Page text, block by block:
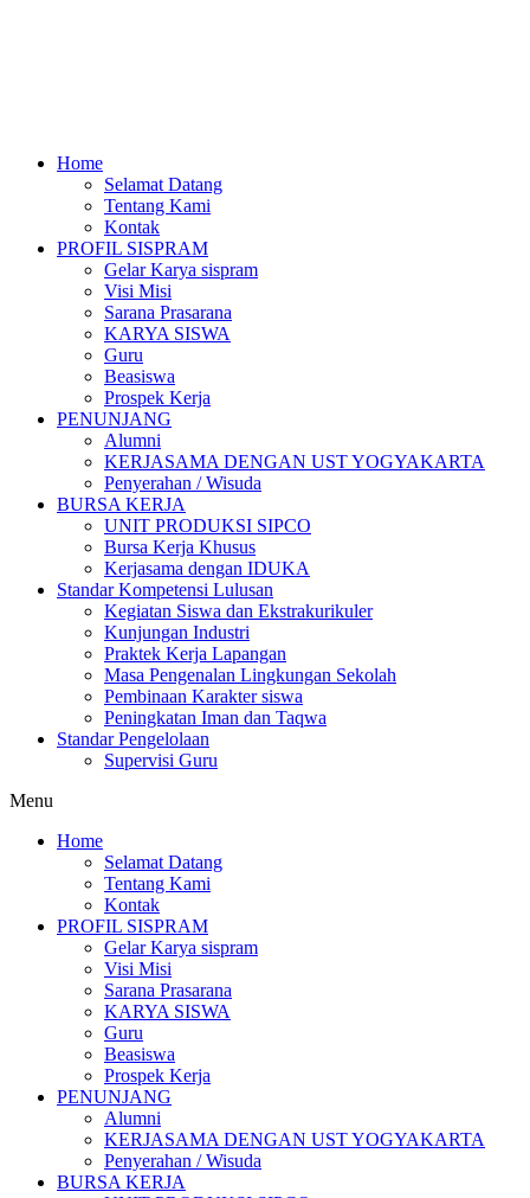
Home
Selamat Datang
Tentang Kami
Kontak
PROFIL SISPRAM
Gelar Karya sispram
Visi Misi
Sarana Prasarana
KARYA SISWA
Guru
Beasiswa
Prospek Kerja
PENUNJANG
Alumni
KERJASAMA DENGAN UST YOGYAKARTA
Penyerahan / Wisuda
BURSA KERJA
UNIT PRODUKSI SIPCO
Bursa Kerja Khusus
Kerjasama dengan IDUKA
Standar Kompetensi Lulusan
Kegiatan Siswa dan Ekstrakurikuler
Kunjungan Industri
Praktek Kerja Lapangan
Masa Pengenalan Lingkungan Sekolah
Pembinaan Karakter siswa
Peningkatan Iman dan Taqwa
Standar Pengelolaan
Supervisi Guru
Menu
Home
Selamat Datang
Tentang Kami
Kontak
PROFIL SISPRAM
Gelar Karya sispram
Visi Misi
Sarana Prasarana
KARYA SISWA
Guru
Beasiswa
Prospek Kerja
PENUNJANG
Alumni
KERJASAMA DENGAN UST YOGYAKARTA
Penyerahan / Wisuda
BURSA KERJA